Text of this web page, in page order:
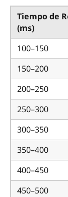
Tiempo de
(ms)
100–150
150–200
200–250
250–300
300–350
350–400
400–450
450–500